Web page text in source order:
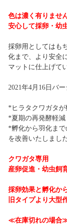
色は濃く有りませ
安心して採卵・幼
採卵用としてはも
化まで、より安全
マットに仕上げて
2021年4月16日バ
*ヒラタクワガタ
*夏期の再発酵軽減
*孵化から羽化ま
を改善いたしました
クワガタ専用
産卵促進・幼虫飼
採卵効果と孵化か
旧タイプより大型
≪在庫切れの場合